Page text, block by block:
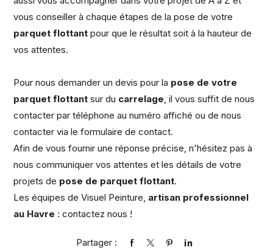
vous conseiller à chaque étapes de la pose de votre
parquet flottant pour que le résultat soit à la hauteur de
vos attentes.
Pour nous demander un devis pour la pose de votre
parquet flottant sur du carrelage , il vous suffit de nous
contacter par téléphone au numéro affiché ou de nous
contacter via le formulaire de contact.
Afin de vous fournir une réponse précise, n'hésitez pas à
nous communiquer vos attentes et les détails de votre
projets de pose de parquet flottant.
Les équipes de Visuel Peinture, artisan professionnel
au Havre : contactez nous !
Partager :